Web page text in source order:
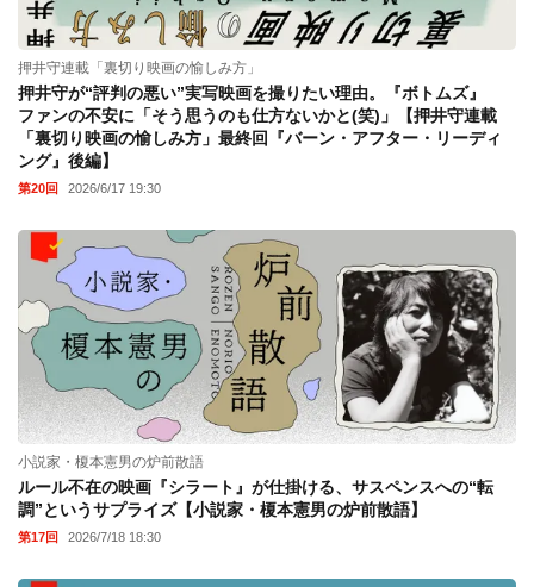
押井守連載「裏切り映画の愉しみ方」
押井守が“評判の悪い”実写映画を撮りたい理由。『ボトムズ』
ファンの不安に「そう思うのも仕方ないかと(笑)」【押井守連載
「裏切り映画の愉しみ方」最終回『バーン・アフター・リーディ
ング』後編】
第20回 2026/6/17 19:30
小説家・榎本憲男の炉前散語
ルール不在の映画『シラート』が仕掛ける、サスペンスへの“転
調”というサプライズ【小説家・榎本憲男の炉前散語】
第17回 2026/7/18 18:30